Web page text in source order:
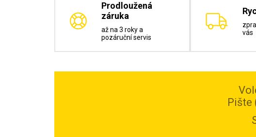
Prodloužená
záruka
až na 3 roky a
pozáruční servis
vás
Pište